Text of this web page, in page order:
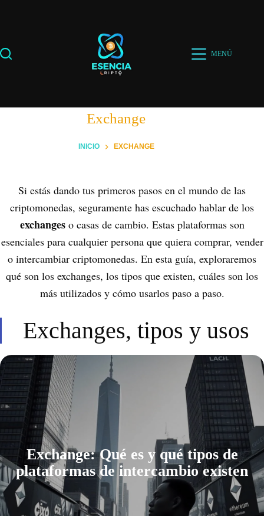
MENÚ
Exchange
INICIO EXCHANGE
Si estás dando tus primeros pasos en el mundo de las
criptomonedas, seguramente has escuchado hablar de los
exchangeso casas de cambio. Estas plataformas son
esenciales para cualquier persona que quiera comprar, vender
o intercambiar criptomonedas. En esta guía, exploraremos
qué son los exchanges, los tipos que existen, cuáles son los
más utilizados y cómo usarlos paso a paso.
Exchanges, tipos y usos
Exchange: Qué es y qué tipos de
plataformas de intercambio existen